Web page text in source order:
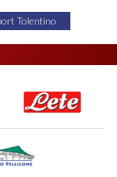
Tolentino